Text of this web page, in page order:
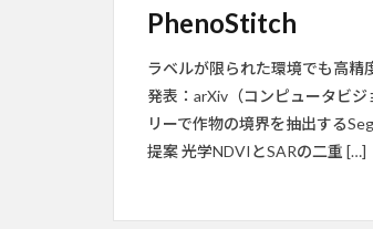
PhenoStitch
ラベルが限られた環境でも高精
発表：arXiv（コンピュータビ
リーで作物の境界を抽出する
提案 光学NDVIとSARの二重 […]